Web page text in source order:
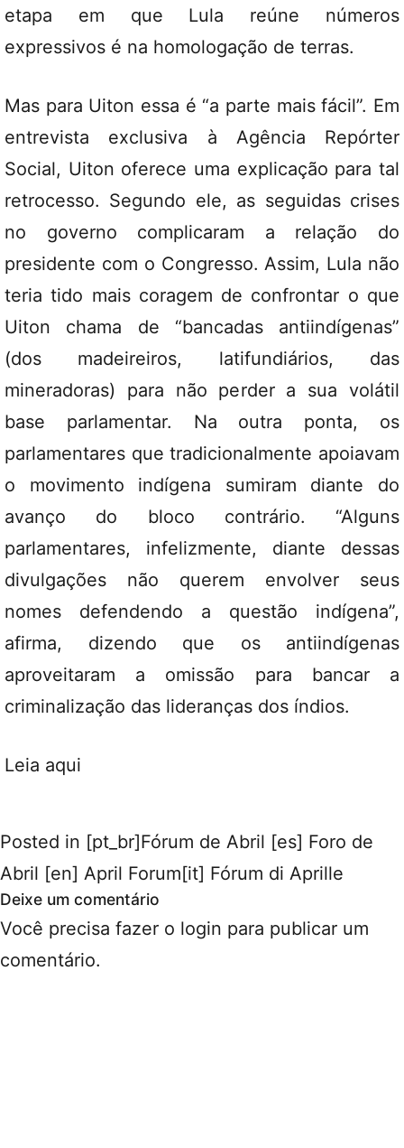
etapa em que Lula reúne números
expressivos é na homologação de terras.
Mas para Uiton essa é “a parte mais fácil”. Em
entrevista exclusiva à Agência Repórter
Social, Uiton oferece uma explicação para tal
retrocesso. Segundo ele, as seguidas crises
no governo complicaram a relação do
presidente com o Congresso. Assim, Lula não
teria tido mais coragem de confrontar o que
Uiton chama de “bancadas antiindígenas”
(dos madeireiros, latifundiários, das
mineradoras) para não perder a sua volátil
base parlamentar. Na outra ponta, os
parlamentares que tradicionalmente apoiavam
o movimento indígena sumiram diante do
avanço do bloco contrário. “Alguns
parlamentares, infelizmente, diante dessas
divulgações não querem envolver seus
nomes defendendo a questão indígena”,
afirma, dizendo que os antiindígenas
aproveitaram a omissão para bancar a
criminalização das lideranças dos índios.
Leia aqui
Posted in [pt_br]Fórum de Abril [es] Foro de
Abril [en] April Forum[it] Fórum di Aprille
Deixe um comentário
Você precisa fazer o login para publicar um
comentário.